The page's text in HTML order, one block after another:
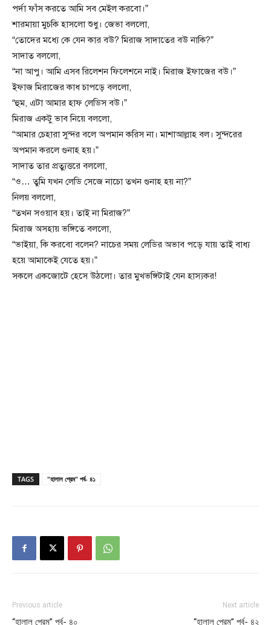
পর্দা ফাঁস করতে আমি সব মেইল করবো।”
শারমায়া মুচকি হাসলো শুধু। জেভা বললো,
“তোদের মধ্যে কে যেন কার বউ? মিরাজ সাদাতের বউ নাকি?”
সাদাত বললো,
“না আপু। আমি এসব রিলেশন ফিলেশনে নাই। মিরাজ ইফাজের বউ।”
ইফাজ মিরাজের কাধ চাপড়ে বললো,
“হুম, এটা আমার হাফ লেডিস বউ।”
মিরাজ একটু ভাব নিয়ে বললো,
“আমার চেহারা সুন্দর বলে অপমান করিস না। মাশাআল্লাহ বল। সুন্দরের
অপমান করলে গুনাহ হয়।”
সাদাত তার প্রত্যুত্তরে বললো,
“ও… তুমি যখন লেডি সেজে নাচো তখন গুনাহ হয় না?”
নিলয় বললো,
“তখন সওয়াব হয়। তাই না মিরাজ?”
মিরাজ অসহায় ভঙ্গিতে বললো,
“ভাইয়া, কি করবো বলেন? নাচের সময় লেডির অভাব পড়ে যায় তাই বাধ্য
হয়ে আমাকেই যেতে হয়।”
সকলে একজোটে হেসে উঠলো। তার মুখভঙ্গিটাই যেন হাস্যকর!
TAGS "হালাল প্রেম" পর্ব- ৪১
Previous article
“হালাল প্রেম” পর্ব- ৪০
Next article
“হালাল প্রেম” পর্ব- ৪২